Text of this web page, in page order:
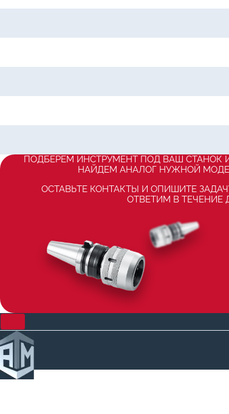
ПОДБЕРЕМ ИНСТРУМЕНТ ПОД ВАШ СТАНОК
НАЙДЕМ АНАЛОГ НУЖНОЙ
ОСТАВЬТЕ КОНТАКТЫ И ОПИШИТЕ
ОТВЕТИМ В ТЕЧЕНИЕ